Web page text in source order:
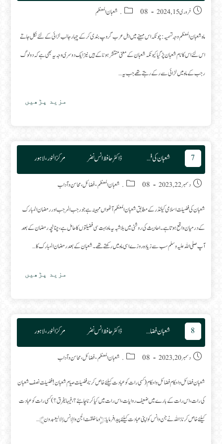
Post published:
فروری 15, 2024
Post category:
08. شعبان المعظم
ماه شعبان المعظم وجہ تسمیہ : چونکہ اس مہینے میں اہل عرب گروپ بندی کر کے چہار جانب لڑائی کے لئے نکل جاتے
اس لئے اس کا نام شعبان پڑ گیا کیونکہ شعبان کے معنی منتشر ہونا کے ہیں نیز ایک دوسری وجہ یہ بھی ہے کہ دو لوگ
رجب کے ماہ میں لڑائی سے رکے رہتے تھے جب یہ…
مزید پڑھیں
شعبان
7 شعبان کی فضیلت ڈاکٹر حافظ انس نضر مرکز النور، لاہور
Post published:
دسمبر 22, 2023
Post category:
08. شعبان المعظم -فضائل، محاسن و آداب
شعبان کی فضیلت اسلامی کیلنڈر کے مطابق شعبان المعظم آٹھواں مہینہ ہے جو رجب المرجب او ررمضان المبارک
کے درمیان واقع ہوتا ہے۔ احادیث کی روشنی میں بلاشبہ یہ ماہ بہت سی فضیلتوں کا حامل ہے ،چنانچہ رمضان کے بعد
آپ صلی اللہ علیہ وسلم سب سے زیادہ روزے اسی ماہ میں رکھتے تھے۔شعبان کے بعد رمضان المبارک کا…
مزید پڑھیں
کی
8 شعبان فضائل واحکام ڈاکٹر حافظ انس نضر مرکز النور، لاہور
Post published:
دسمبر 20, 2023
Post category:
08. شعبان المعظم -فضائل، محاسن و آداب
شعبان فضائل واحکام فضائل واحکام (کسی رات کو عبادت کیلئے خاص کرنا، فضیلت صیام شعبان! فضیلت نصف شعبان
کی رات، اس رات کے بارے میں ضعیف روایات، اس رات میں کیا کرنا چاہئے؟، فیہا یفرق؟) کسی رات کو عبادت
کیلئے خاص کرنا: اللہ نے جن وانس کو اپنی عبادت کیلئے پیدا فرمایا: ﴿ وما خلقت الجن والإنس إلا ليعبدون ﴾…